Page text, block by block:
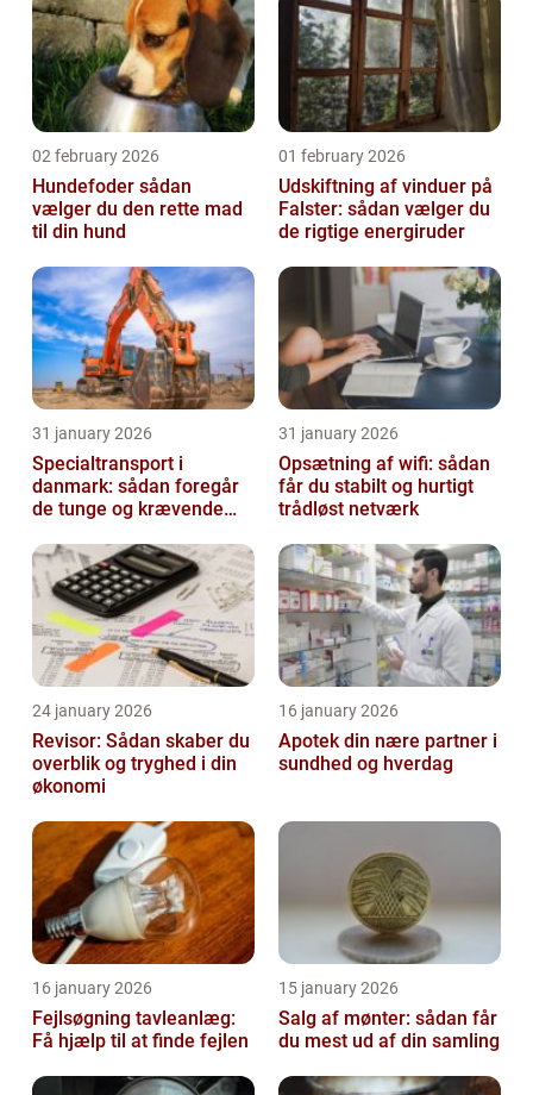
02 february 2026
Hundefoder sådan
vælger du den rette mad
til din hund
01 february 2026
Udskiftning af vinduer på
Falster: sådan vælger du
de rigtige energiruder
31 january 2026
Specialtransport i
danmark: sådan foregår
de tunge og krævende
31 january 2026
Opsætning af wifi: sådan
får du stabilt og hurtigt
trådløst netværk
24 january 2026
Revisor: Sådan skaber du
overblik og tryghed i din
økonomi
16 january 2026
Apotek din nære partner i
sundhed og hverdag
16 january 2026
Fejlsøgning tavleanlæg:
Få hjælp til at finde fejlen
15 january 2026
Salg af mønter: sådan får
du mest ud af din samling